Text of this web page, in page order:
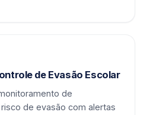
de Evasão Escolar
de
de evasão com alertas